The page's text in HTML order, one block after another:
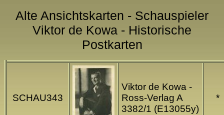
Alte Ansichtskarten - Schauspieler
Viktor de Kowa - Historische
Postkarten
SCHAU343
Viktor de Kowa -
Ross-Verlag A
3382/1 (E13055y)
*